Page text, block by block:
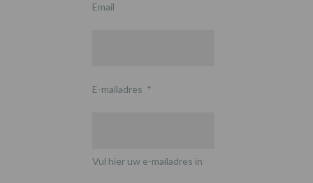
Email
E-mailadres *
Vul hier uw e-mailadres in